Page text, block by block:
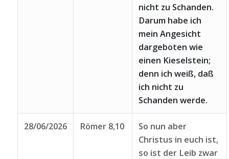
nicht zu Schanden.
Darum habe ich
mein Angesicht
dargeboten wie
einen Kieselstein;
denn ich weiß, daß
ich nicht zu
Schanden werde.
28/06/2026 Römer 8,10
So nun aber
Christus in euch ist,
so ist der Leib zwar